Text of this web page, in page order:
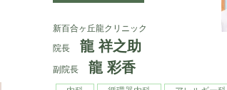
新百合ヶ丘龍クリニック
院長
龍 祥之助
副院長 龍 彩香